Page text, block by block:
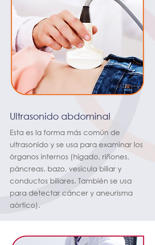
Ultrasonido abdominal
Esta es la forma más común de
ultrasonido y se usa para examinar los
órganos internos (hígado, riñones,
páncreas, bazo, vesícula biliar y
conductos biliares. También se usa
para detectar cáncer y aneurisma
aórtico).